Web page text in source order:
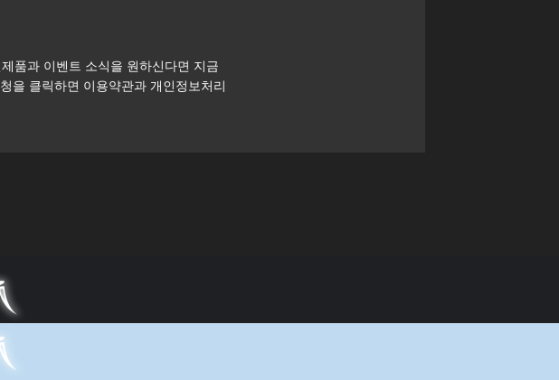
품과 이벤트 소식을 원하신다면 지금
을 클릭하면 이용약관과 개인정보처리